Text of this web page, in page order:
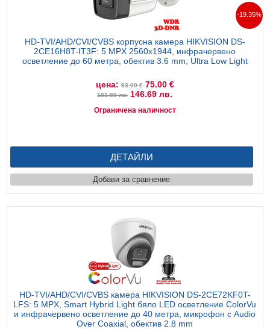
HD-TVI/AHD/CVI/CVBS корпусна камера HIKVISION DS-
2CE16H8T-IT3F: 5 MPX 2560x1944, инфрачервено
осветление до 60 метра, обектив 3.6 mm, Ultra Low Light
-19.35%
цена: 93.00 €75.00 €
181.89 лв.146.69 лв.
Ограничена наличност
ДЕТАЙЛИ
Добави за сравнение
HD-TVI/AHD/CVI/CVBS камера HIKVISION DS-2CE72KF0T-
LFS: 5 MPX, Smart Hybrid Light бяло LED осветление ColorVu
и инфрачервено осветление до 40 метра, микрофон с Audio
Over Coaxial, обектив 2.8 mm